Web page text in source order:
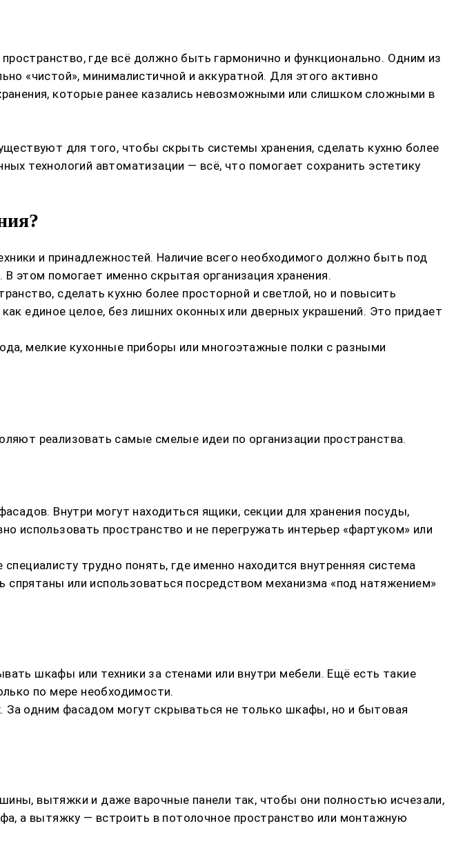
где всё должно быть гармонично и функционально. Одним из
«чистой», минималистичной и аккуратной. Для этого активно
которые ранее казались невозможными или слишком сложными в
для того, чтобы скрыть системы хранения, сделать кухню более
технологий автоматизации — всё, что помогает сохранить эстетику
и принадлежностей. Наличие всего необходимого должно быть под
этом помогает именно скрытая организация хранения.
сделать кухню более просторной и светлой, но и повысить
единое целое, без лишних оконных или дверных украшений. Это придает
мелкие кухонные приборы или многоэтажные полки с разными
реализовать самые смелые идеи по организации пространства.
Внутри могут находиться ящики, секции для хранения посуды,
использовать пространство и не перегружать интерьер «фартуком» или
трудно понять, где именно находится внутренняя система
или использоваться посредством механизма «под натяжением»
шкафы или техники за стенами или внутри мебели. Ещё есть такие
по мере необходимости.
За одним фасадом могут скрываться не только шкафы, но и бытовая
вытяжки и даже варочные панели так, чтобы они полностью исчезали,
а вытяжку — встроить в потолочное пространство или монтажную